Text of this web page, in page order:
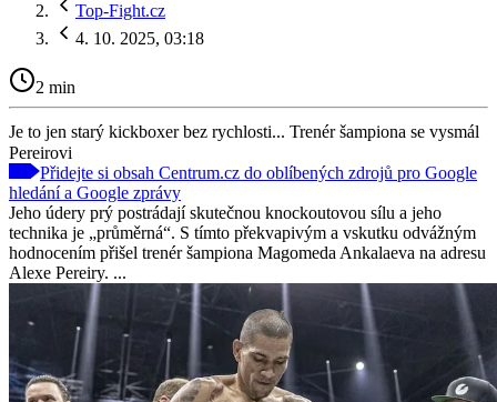
Top-Fight.cz
4. 10. 2025, 03:18
2 min
Je to jen starý kickboxer bez rychlosti... Trenér šampiona se vysmál
Pereirovi
Přidejte si obsah Centrum.cz do oblíbených zdrojů pro Google
hledání a Google zprávy
Jeho údery prý postrádají skutečnou knockoutovou sílu a jeho
technika je „průměrná“. S tímto překvapivým a vskutku odvážným
hodnocením přišel trenér šampiona Magomeda Ankalaeva na adresu
Alexe Pereiry. ...